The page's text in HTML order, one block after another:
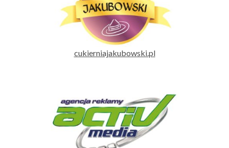
cukierniajakubowski.pl